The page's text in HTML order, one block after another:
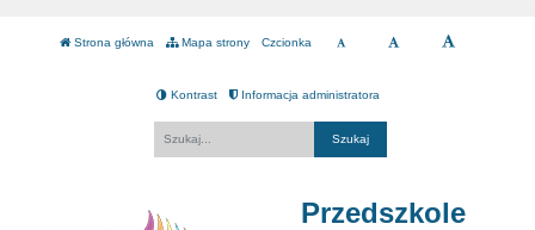
Strona główna Mapa strony Czcionka
Kontrast Informacja administratora
Przedszkole